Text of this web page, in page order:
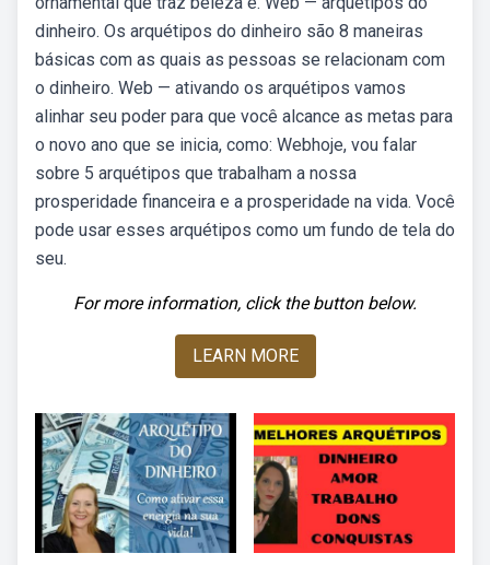
dinheiro. Os arquétipos do dinheiro são 8 maneiras
básicas com as quais as pessoas se relacionam com
o dinheiro. Web — ativando os arquétipos vamos
alinhar seu poder para que você alcance as metas para
o novo ano que se inicia, como: Webhoje, vou falar
sobre 5 arquétipos que trabalham a nossa
prosperidade financeira e a prosperidade na vida. Você
pode usar esses arquétipos como um fundo de tela do
seu.
For more information, click the button below.
LEARN MORE